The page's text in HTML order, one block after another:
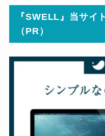
『SWELL』当サイ
（PR）